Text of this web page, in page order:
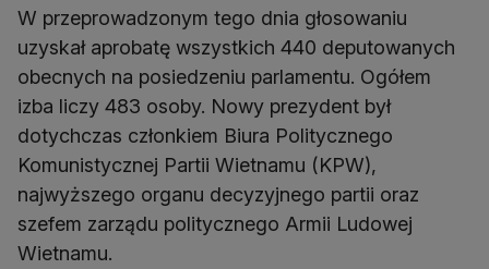
W przeprowadzonym tego dnia głosowaniu
uzyskał aprobatę wszystkich 440 deputowanych
obecnych na posiedzeniu parlamentu. Ogółem
izba liczy 483 osoby. Nowy prezydent był
dotychczas członkiem Biura Politycznego
Komunistycznej Partii Wietnamu (KPW),
najwyższego organu decyzyjnego partii oraz
szefem zarządu politycznego Armii Ludowej
Wietnamu.